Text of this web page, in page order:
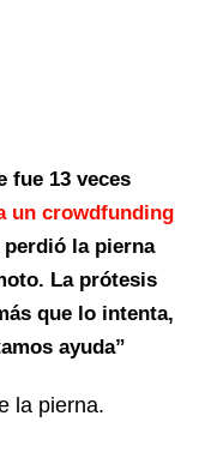
fue 13 veces
un crowdfunding
perdió la pierna
La prótesis
que lo intenta,
ayuda”
la pierna.